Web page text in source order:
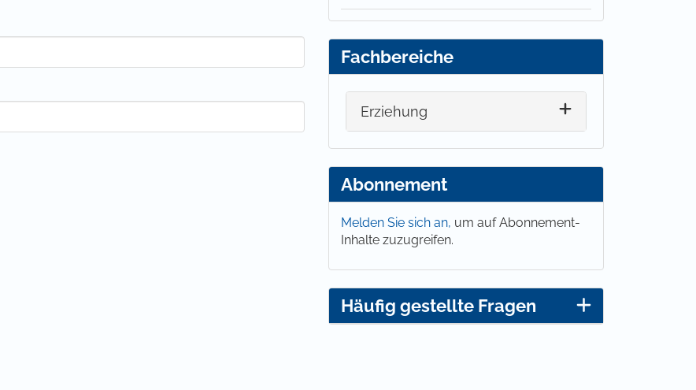
Fachbereiche
Erziehung
Abonnement
Melden Sie sich an, um auf Abonnement-
Inhalte zuzugreifen.
Häufig gestellte Fragen